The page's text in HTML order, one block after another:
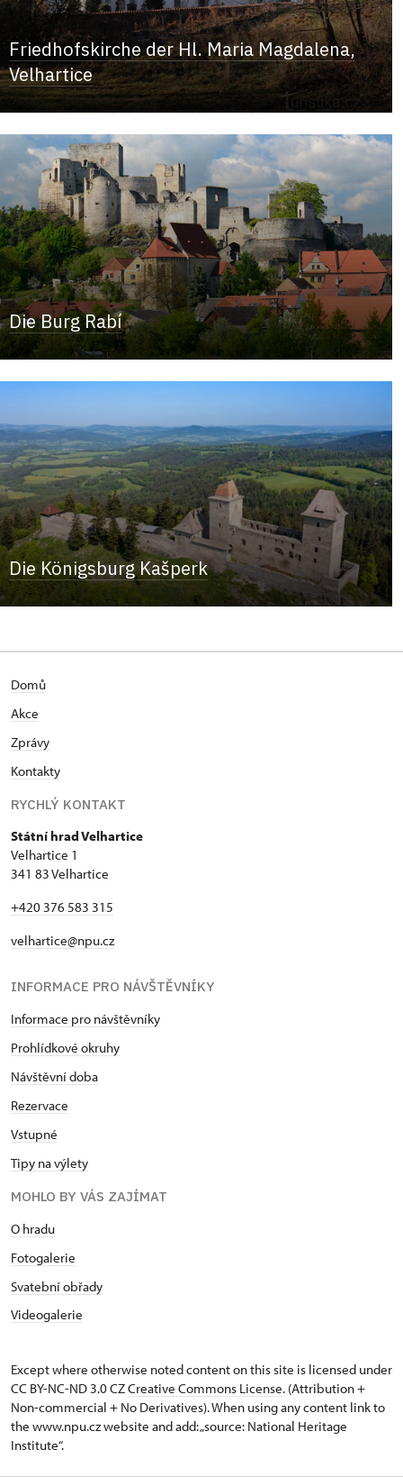
Friedhofskirche der Hl. Maria Magdalena,
Velhartice
Die Burg Rabí
Die Königsburg Kašperk
Domů
Akce
Zprávy
Kontakty
RYCHLÝ KONTAKT
Státní hrad Velhartice
Velhartice 1
341 83 Velhartice
+420 376 583 315
velhartice@npu.cz
INFORMACE PRO NÁVŠTĚVNÍKY
Informace pro návštěvníky
Prohlídkové okruhy
Návštěvní doba
Rezervace
Vstupné
Tipy na výlety
MOHLO BY VÁS ZAJÍMAT
O hradu
Fotogalerie
Svatební obřady
Videogalerie
Except where otherwise noted content on this site is licensed under
CC BY-NC-ND 3.0 CZCreative Commons License. (Attribution +
Non-commercial + No Derivatives). When using any content link to
the www.npu.cz website and add: „source: National Heritage
Institute“.